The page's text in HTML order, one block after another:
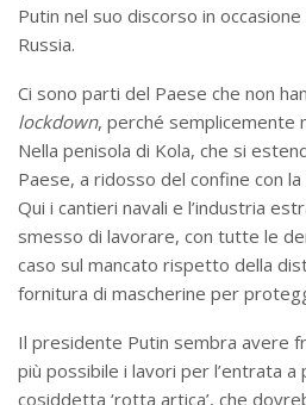
Putin nel suo discorso in
Russia.
Ci sono parti del Paese che non
lockdown, perché semplicemente
Nella penisola di Kola, che si
Paese, a ridosso del confine con
Qui i cantieri navali e l’industria
smesso di lavorare, con tutte le
caso sul mancato rispetto della
fornitura di mascherine per
Il presidente Putin sembra avere
più possibile i lavori per l’entrata a
cosiddetta ‘rotta artica’, che